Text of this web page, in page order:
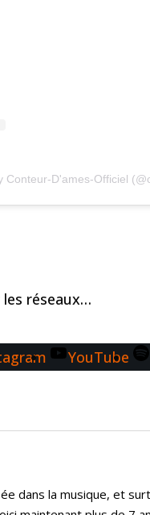
Conteur-D'ames-Officiel
les réseaux…
YouTube
dans la musique, et